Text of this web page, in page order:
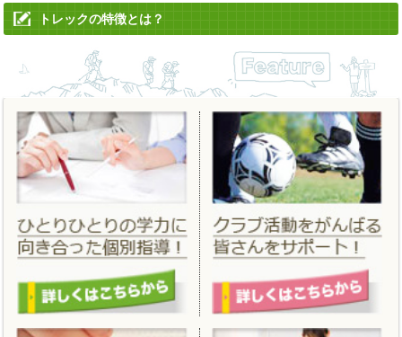
2022/06/13
」 「夏のはじめてキャンペーン」を更新しました。
2022/04/12
進学フェア２０２２春」 を掲載しました。
2022/03/14
「合格実績」 を更新しました。
2022/02/25
「春期講習」「春のはじめてキャンペーン」を掲載しました。
2021/11/19
「冬期講習」「冬のはじめてキャンペーン」を掲載しました。
トレックの特徴とは？